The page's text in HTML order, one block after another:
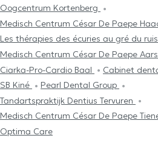
Oogcentrum Kortenberg
Medisch Centrum César De Paepe
Les thérapies des écuries au gré du
Medisch Centrum César De Paepe
Ciarka-Pro-Cardio Baal
Cabinet
SB Kiné
Pearl Dental Group
Tandartspraktijk Dentius Tervuren
Medisch Centrum César De Paepe
Optima Care